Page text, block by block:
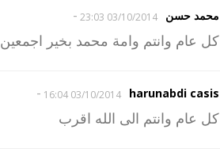
محمد حسن 03/10/2014 23:03
-
كل عام وانتم وامة محمد بخير اجمعين
harunabdi casis
03/10/2014 16:04
-
كل عام وانتم الى الله اقرب